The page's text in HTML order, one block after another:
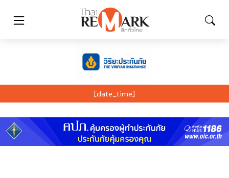
[date_time]